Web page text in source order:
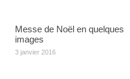
Messe de Noël en quelques
images
3 janvier 2016